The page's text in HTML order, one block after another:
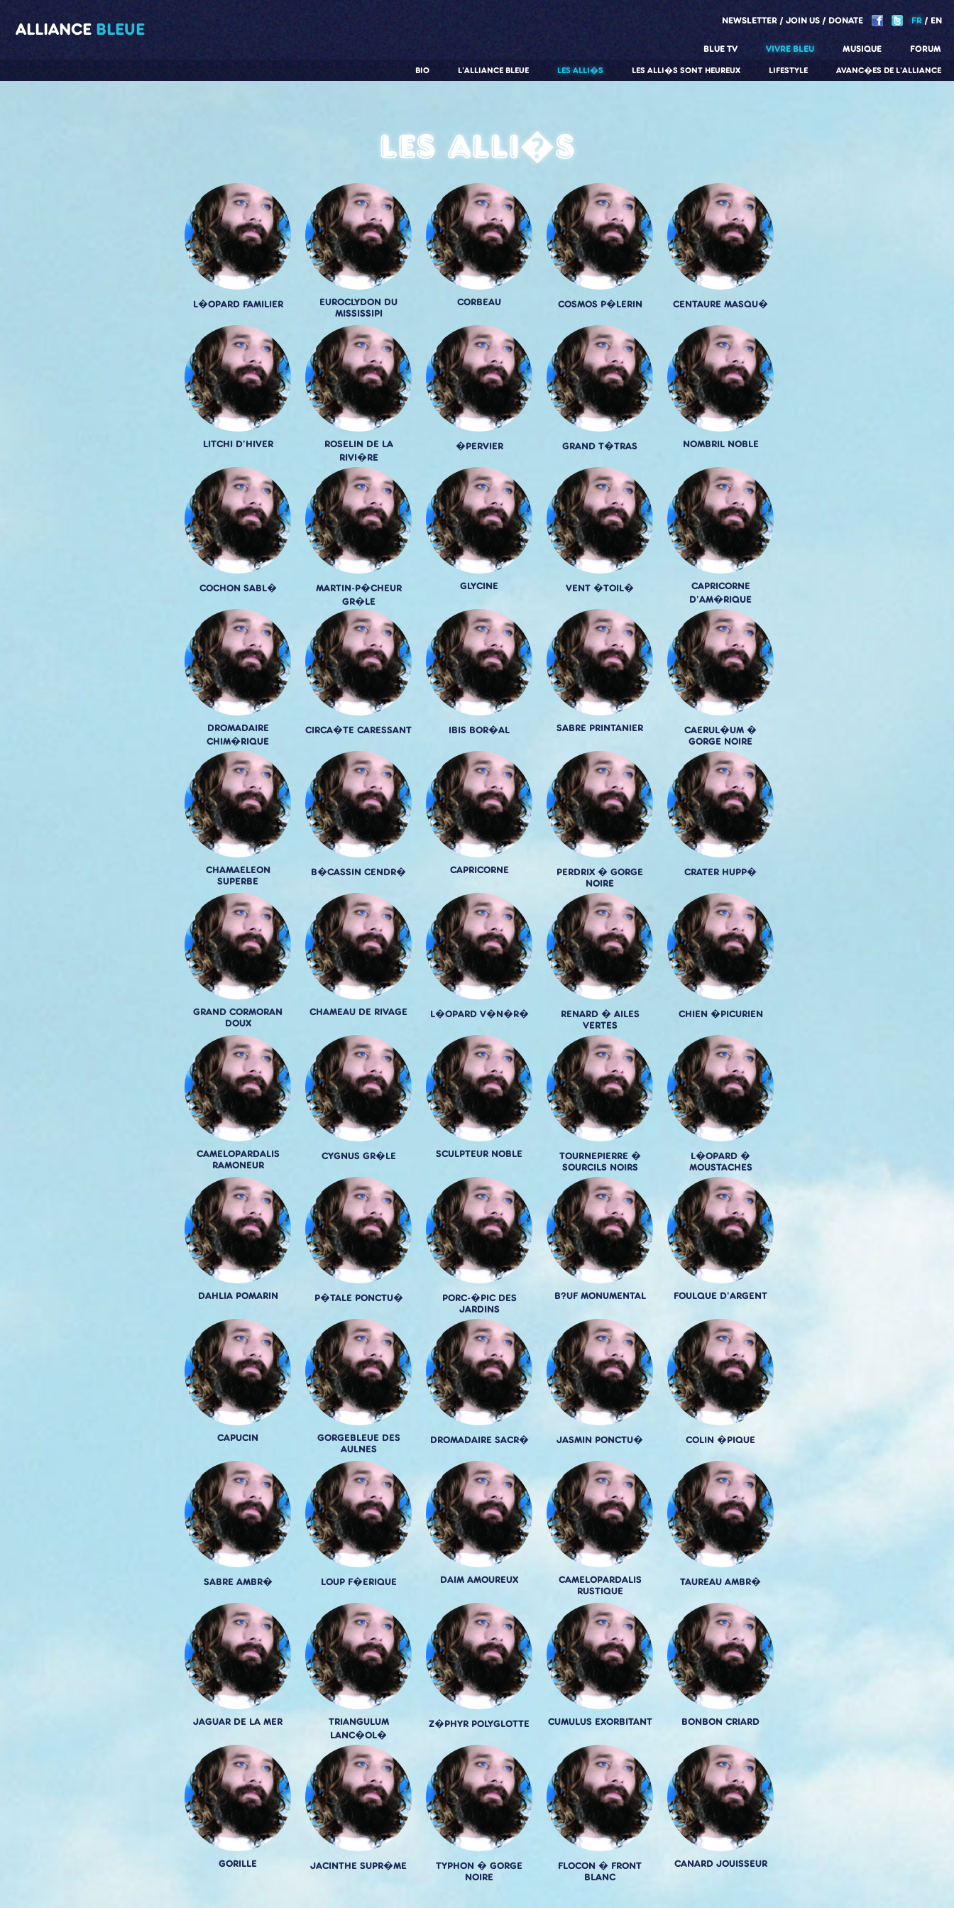
ALLIANCE BLEUE NEWSLETTER JOIN US DONATE FR EN
BLUE TV VIVRE BLEU
AVANC�ES DE L'ALLIANCE
LIFESTYLE
LES ALLI�S SONT HEUREUX
LES ALLI�S
L'ALLIANCE BLEUE
BIO
MUSIQUE FORUM
Les alli�s
L�OPARD FAMILIER
EUROCLYDON DU
MISSISSIPI
CORBEAU COSMOS P�LERIN CENTAURE MASQU�
LITCHI D'HIVER
ROSELIN DE LA
RIVI�RE
�PERVIER GRAND T�TRAS NOMBRIL NOBLE
COCHON SABL�
MARTIN-P�CHEUR
GR�LE
GLYCINE VENT �TOIL�
CAPRICORNE
D'AM�RIQUE
DROMADAIRE
CHIM�RIQUE
CIRCA�TE CARESSANT IBIS BOR�AL SABRE PRINTANIER
CAERUL�UM �
GORGE NOIRE
CHAMAELEON
SUPERBE
B�CASSIN CENDR� CAPRICORNE
PERDRIX � GORGE
NOIRE
CRATER HUPP�
GRAND CORMORAN
DOUX
CHAMEAU DE RIVAGE L�OPARD V�N�R�
RENARD � AILES
VERTES
CHIEN �PICURIEN
CAMELOPARDALIS
RAMONEUR
CYGNUS GR�LE SCULPTEUR NOBLE
TOURNEPIERRE �
SOURCILS NOIRS
L�OPARD �
MOUSTACHES
DAHLIA POMARIN P�TALE PONCTU�
PORC-�PIC DES
JARDINS
B?UF MONUMENTAL FOULQUE D'ARGENT
CAPUCIN
GORGEBLEUE DES
AULNES
DROMADAIRE SACR� JASMIN PONCTU� COLIN �PIQUE
SABRE AMBR� LOUP F�ERIQUE DAIM AMOUREUX
CAMELOPARDALIS
RUSTIQUE
TAUREAU AMBR�
JAGUAR DE LA MER
TRIANGULUM
LANC�OL�
Z�PHYR POLYGLOTTE CUMULUS EXORBITANT BONBON CRIARD
GORILLE JACINTHE SUPR�ME
TYPHON � GORGE
NOIRE
FLOCON � FRONT
BLANC
CANARD JOUISSEUR